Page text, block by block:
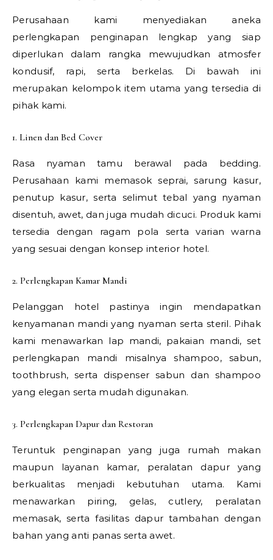
Perusahaan kami menyediakan aneka
perlengkapan penginapan lengkap yang siap
diperlukan dalam rangka mewujudkan atmosfer
kondusif, rapi, serta berkelas. Di bawah ini
merupakan kelompok item utama yang tersedia di
pihak kami.
1. Linen dan Bed Cover
Rasa nyaman tamu berawal pada bedding.
Perusahaan kami memasok seprai, sarung kasur,
penutup kasur, serta selimut tebal yang nyaman
disentuh, awet, dan juga mudah dicuci. Produk kami
tersedia dengan ragam pola serta varian warna
yang sesuai dengan konsep interior hotel.
2. Perlengkapan Kamar Mandi
Pelanggan hotel pastinya ingin mendapatkan
kenyamanan mandi yang nyaman serta steril. Pihak
kami menawarkan lap mandi, pakaian mandi, set
perlengkapan mandi misalnya shampoo, sabun,
toothbrush, serta dispenser sabun dan shampoo
yang elegan serta mudah digunakan.
3. Perlengkapan Dapur dan Restoran
Teruntuk penginapan yang juga rumah makan
maupun layanan kamar, peralatan dapur yang
berkualitas menjadi kebutuhan utama. Kami
menawarkan piring, gelas, cutlery, peralatan
memasak, serta fasilitas dapur tambahan dengan
bahan yang anti panas serta awet.